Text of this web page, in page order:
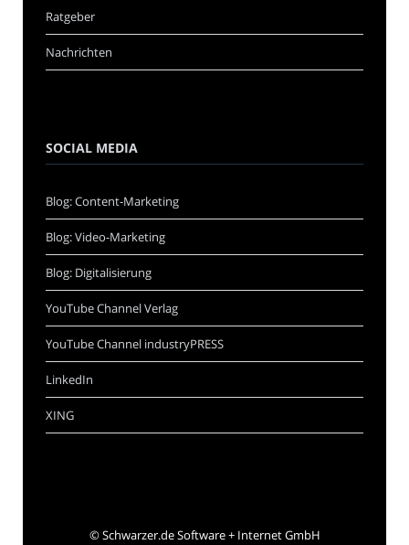
Ratgeber
Nachrichten
SOCIAL MEDIA
Blog: Content-Marketing
Blog: Video-Marketing
Blog: Digitalisierung
YouTube Channel Verlag
YouTube Channel industryPRESS
LinkedIn
XING
©Schwarzer.de Software + Internet GmbH